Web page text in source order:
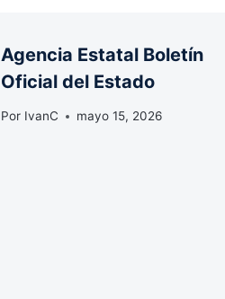
Agencia Estatal Boletín
Oficial del Estado
Por IvanC mayo 15, 2026